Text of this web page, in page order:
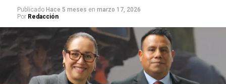
Publicado Hace 5 meses en marzo 17, 2026
Por Redacción